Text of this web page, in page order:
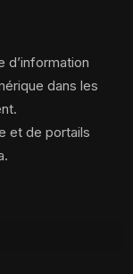
d’information
dans les
et de portails